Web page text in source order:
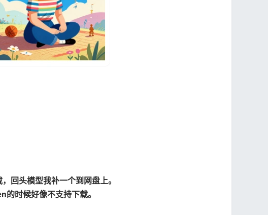
回头模型我补一个到网盘上。
时候好像不支持下载。